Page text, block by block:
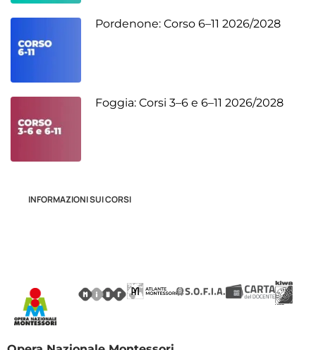
Pordenone: Corso 6–11 2026/2028
Foggia: Corsi 3–6 e 6–11 2026/2028
INFORMAZIONI SUI CORSI